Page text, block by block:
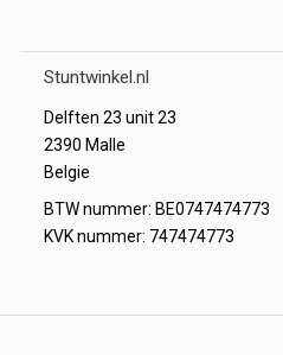
Stuntwinkel.nl
Delften 23 unit 23
2390 Malle
Belgie
BTW nummer: BE0747474773
KVK nummer: 747474773